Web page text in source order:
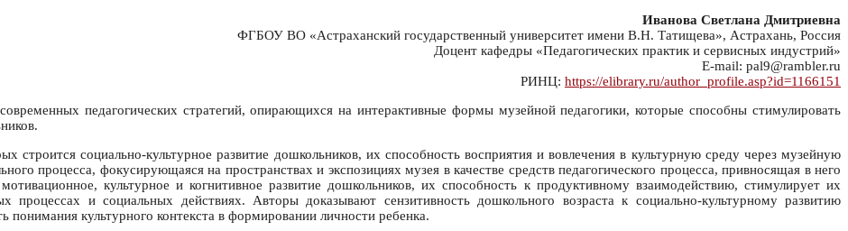
Иванова Светлана Дмитриевна
ФГБОУ ВО «Астраханский государственный университет имени В.Н. Татищева», Астрахань, Россия
Доцент кафедры «Педагогических практик и сервисных индустрий»
E-mail: pal9@rambler.ru
РИНЦ: https://elibrary.ru/author_profile.asp?id=1166151
педагогических стратегий, опирающихся на интерактивные формы музейной педагогики, которые способны стимулировать
строится социально-культурное развитие дошкольников, их способность восприятия и вовлечения в культурную среду через музейную
процесса, фокусирующаяся на пространствах и экспозициях музея в качестве средств педагогического процесса, привносящая в него
культурное и когнитивное развитие дошкольников, их способность к продуктивному взаимодействию, стимулирует их
процессах и социальных действиях. Авторы доказывают сензитивность дошкольного возраста к социально-культурному развитию
культурного контекста в формировании личности ребенка.